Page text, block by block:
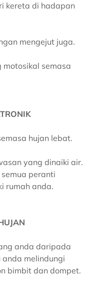
kereta di hadapan
mengejut juga.
semasa
hujan lebat.
yang dinaiki air.
peranti
rumah anda.
anda daripada
melindungi
bimbit dan dompet.